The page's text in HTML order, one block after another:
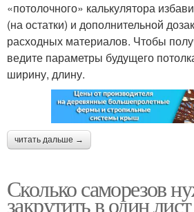
«потолочного» калькулятора
(на остатки) и дополнительной
расходных материалов. Чтобы
ведите параметры будущего
ширину, длину.
читать дальше →
Сколько саморезов
закрутить в один лист